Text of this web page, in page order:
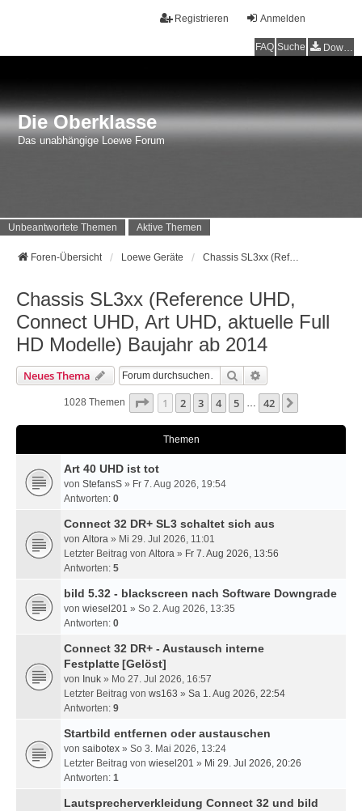
Anmelden
Registrieren
FAQ Suche Downloads
Die Oberklasse
Das unabhängige Loewe Forum
Unbeantwortete Themen Aktive Themen
Foren-Übersicht Loewe Geräte Chassis SL3xx (Reference UHD, Connect UHD, Art UHD, aktuelle Full HD Modelle) Baujahr ab 2014
Chassis SL3xx (Reference UHD,
Connect UHD, Art UHD, aktuelle Full
HD Modelle) Baujahr ab 2014
Neues Thema Suche
1028 Themen Seite 1Von 42
1 2 3 4 5 … 42
Themen
Art 40 UHD ist tot
von StefansS » Fr 7. Aug 2026, 19:54
Antworten: 0
Connect 32 DR+ SL3 schaltet sich aus
von Altora » Mi 29. Jul 2026, 11:01
Letzter Beitrag von Altora » Fr 7. Aug 2026, 13:56
Antworten: 5
bild 5.32 - blackscreen nach Software Downgrade
von wiesel201 » So 2. Aug 2026, 13:35
Antworten: 0
Connect 32 DR+ - Austausch interne
Festplatte[Gelöst]
von Inuk » Mo 27. Jul 2026, 16:57
Letzter Beitrag von ws163 » Sa 1. Aug 2026, 22:54
Antworten: 9
Startbild entfernen oder austauschen
von saibotex » So 3. Mai 2026, 13:24
Letzter Beitrag von wiesel201 » Mi 29. Jul 2026, 20:26
Antworten: 1
Lautsprecherverkleidung Connect 32 und bild